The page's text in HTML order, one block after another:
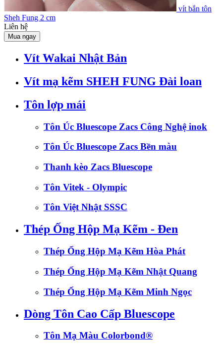
vít bắn tôn
Sheh Fung 2 cm
Liên hệ
Mua ngay
Vít Wakai Nhật Bản
Vít mạ kẽm SHEH FUNG Đài loan
Tôn lợp mái
Tôn Úc Bluescope Zacs Công Nghệ inok
Tôn Úc Bluescope Zacs Bền màu
Thanh kèo Zacs Bluescope
Tôn Vitek - Olympic
Tôn Việt Nhật SSSC
Thép Ống Hộp Mạ Kẽm - Đen
Thép Ống Hộp Mạ Kẽm Hòa Phát
Thép Ống Hộp Mạ Kẽm Nhật Quang
Thép Ống Hộp Mạ Kẽm Minh Ngọc
Dòng Tôn Cao Cấp Bluescope
Tôn Mạ Màu Colorbond®